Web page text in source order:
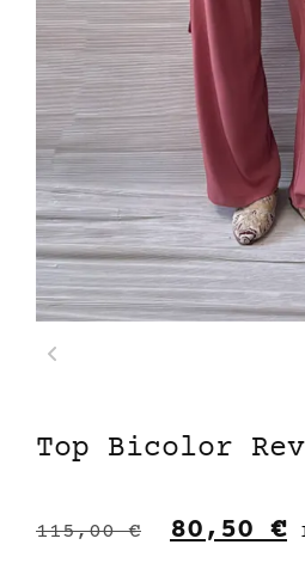
Top Bicolor
115,00€ 80,50€